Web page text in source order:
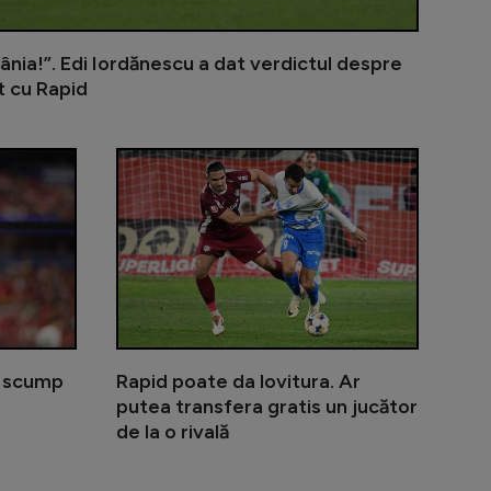
Edi Iordănescu a dat verdictul despre
Rapid
Generației de Aur la FCSB: ”A fost ideea lui MM”
Măldărășanu îi ia apărarea jucătorului amenințat
Real
Rapid poate da lovitura. Ar
putea transfera gratis un jucător
de la o rivală